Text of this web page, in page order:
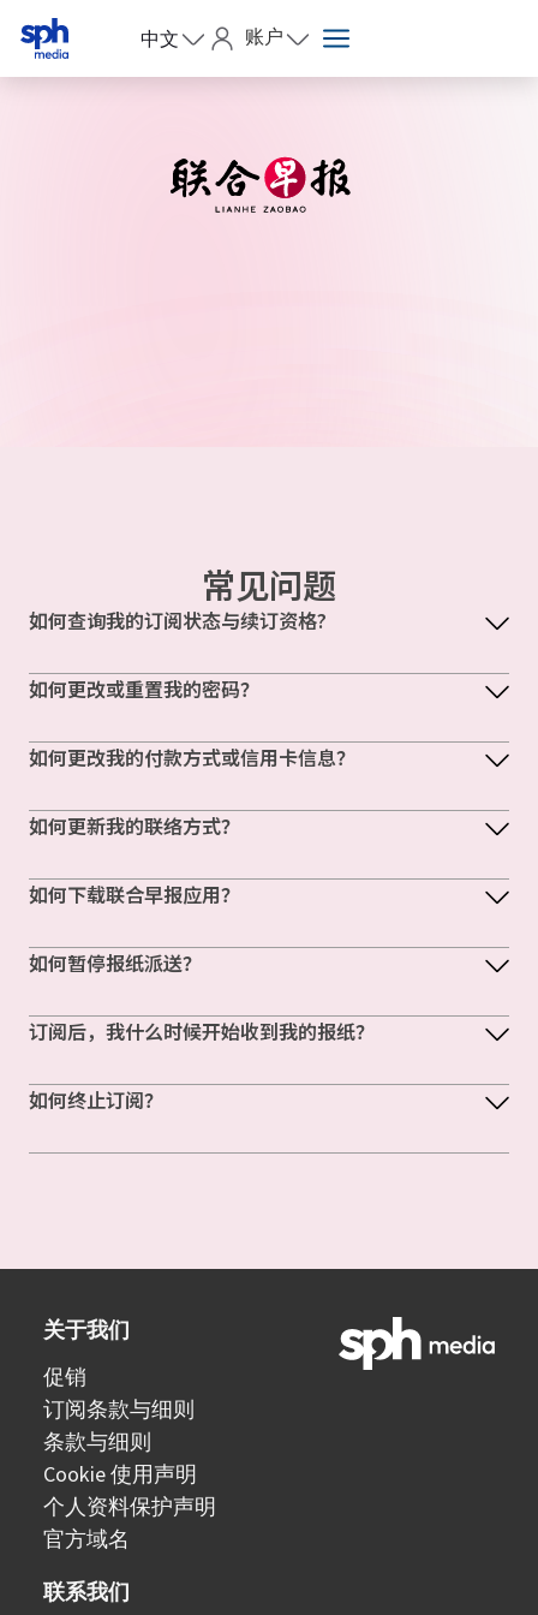
中文 账户
常见问题
如何查询我的订阅状态与续订资格?
如何更改或重置我的密码？
如何更改我的付款方式或信用卡信息？
如何更新我的联络方式？
如何下载联合早报应用？
如何暂停报纸派送？
订阅后，我什么时候开始收到我的报纸？
如何终止订阅？
关于我们
促销
订阅条款与细则
条款与细则
Cookie 使用声明
个人资料保护声明
官方域名
联系我们